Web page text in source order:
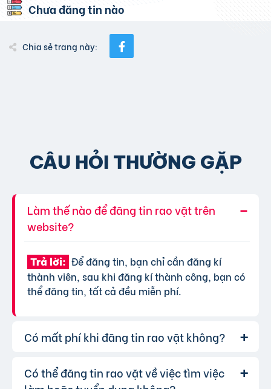
Chưa đăng tin nào
Chia sẻ trang này:
CÂU HỎI THƯỜNG GẶP
Làm thế nào để đăng tin rao vặt trên
website?
Trả lời: Để đăng tin, bạn chỉ cần đăng kí
thành viên, sau khi đăng kí thành công, bạn có
thể đăng tin, tất cả đều miễn phí.
Có mất phí khi đăng tin rao vặt không?
Trả lời: Chúng tôi cung cấp gói đăng tin miễn
Có thể đăng tin rao vặt về việc tìm việc